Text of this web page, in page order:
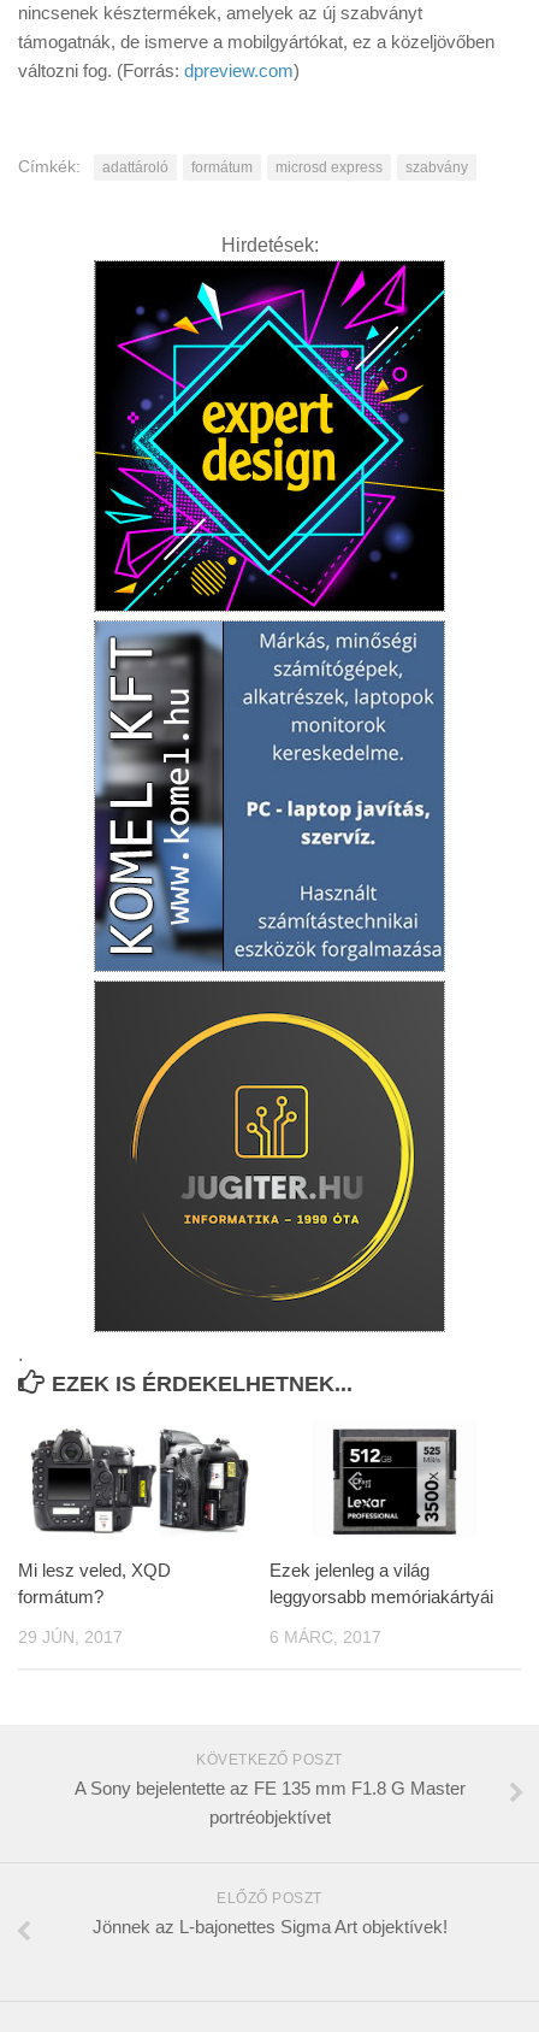
nincsenek késztermékek, amelyek az új szabványt
támogatnák, de ismerve a mobilgyártókat, ez a közeljövőben
változni fog. (Forrás: dpreview.com)
Címkék: adattároló formátum microsd express szabvány
Hirdetések:
.
EZEK IS ÉRDEKELHETNEK...
Mi lesz veled, XQD
formátum?
29 JÚN, 2017
Ezek jelenleg a világ
leggyorsabb memóriakártyái
6 MÁRC, 2017
KÖVETKEZŐ POSZT
A Sony bejelentette az FE 135 mm F1.8 G Master
portréobjektívet
ELŐZŐ POSZT
Jönnek az L-bajonettes Sigma Art objektívek!